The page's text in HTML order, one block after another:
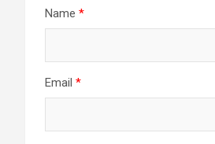
Name *
Email *